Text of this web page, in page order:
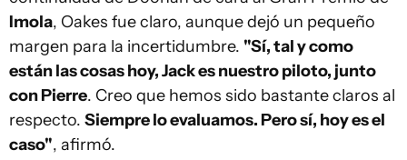
Imola, Oakes fue claro, aunque dejó un pequeño
margen para la incertidumbre. "Sí, tal y como
están las cosas hoy, Jack es nuestro piloto, junto
con Pierre. Creo que hemos sido bastante claros al
respecto. Siempre lo evaluamos. Pero sí, hoy es el
caso", afirmó.